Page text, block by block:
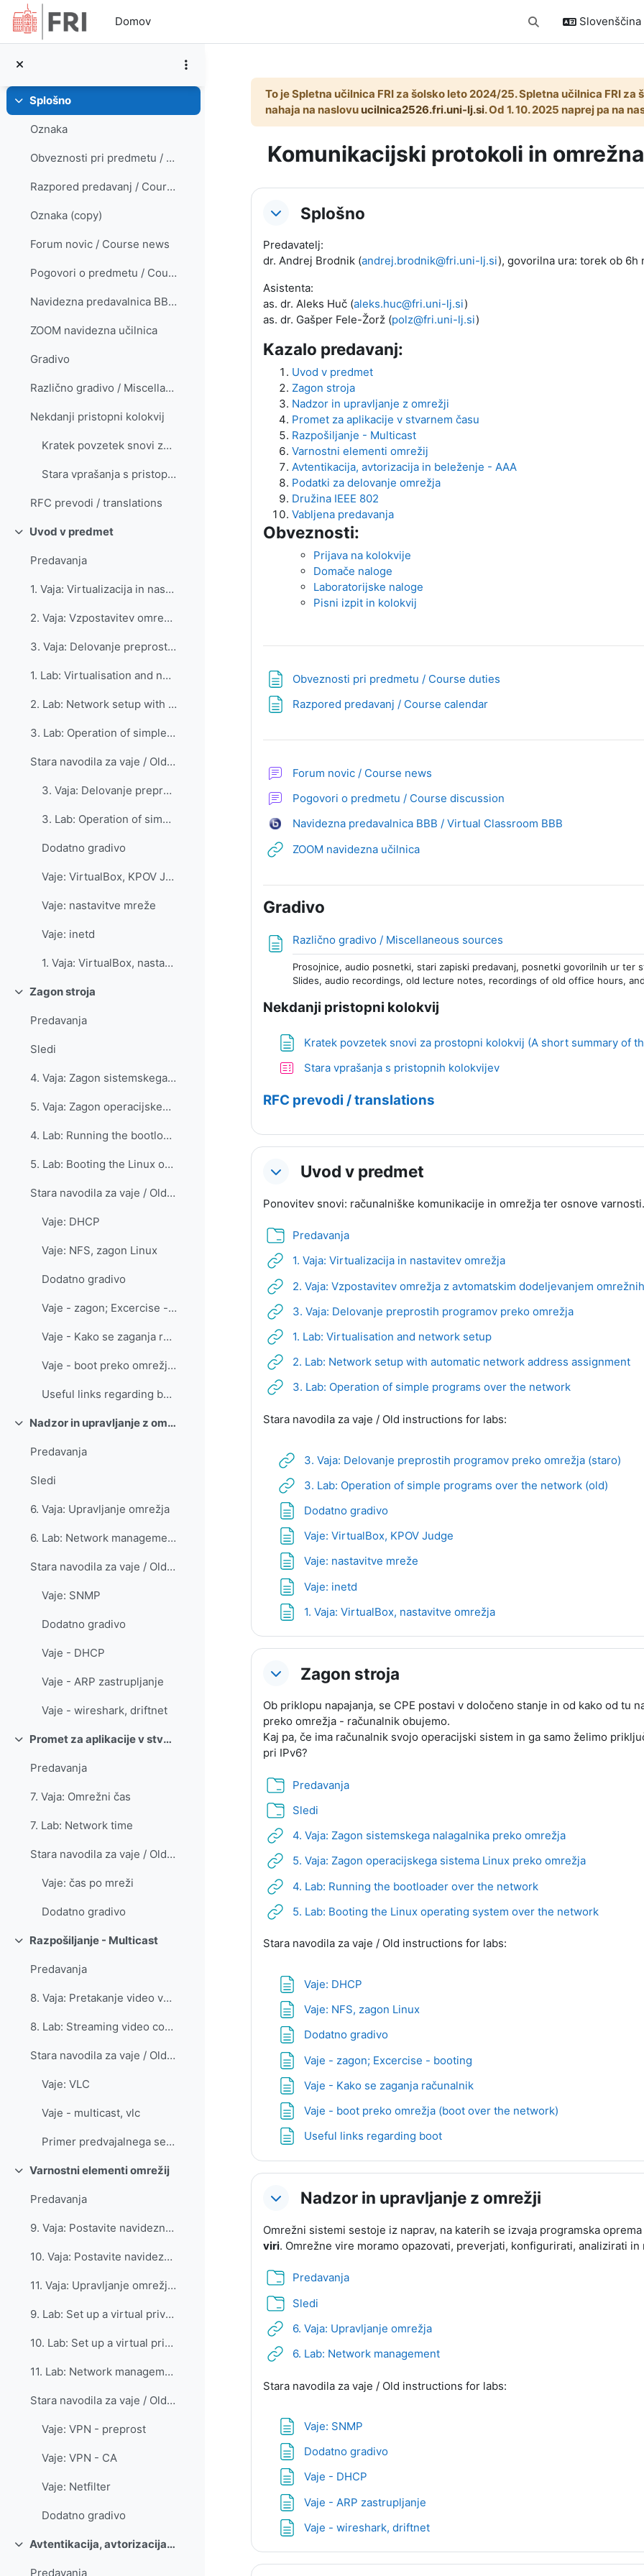
Preskoči na glavno vsebino
Domov
Preklopi iskalni vnos
Slovenščina
SkrčiSplošno
Oznaka
Obveznosti pri predmetu / Course duties
Razpored predavanj / Course calendar
Oznaka (copy)
Forum novic / Course news
Pogovori o predmetu / Course discussion
Navidezna predavalnica BBB / Virtual Classroom BBB
ZOOM navidezna učilnica
Gradivo
Različno gradivo / Miscellaneous sources
Nekdanji pristopni kolokvij
Kratek povzetek snovi za prostopni kolokvij (A short summary of the material for the entrance exam)
Stara vprašanja s pristopnih kolokvijev
RFC prevodi / translations
SkrčiUvod v predmet
Predavanja
1. Vaja: Virtualizacija in nastavitev omrežja
2. Vaja: Vzpostavitev omrežja z avtomatskim dodeljevanjem omrežnih naslovov
3. Vaja: Delovanje preprostih programov preko omrežja
1. Lab: Virtualisation and network setup
2. Lab: Network setup with automatic network address assignment
3. Lab: Operation of simple programs over the network
Stara navodila za vaje / Old instructions for labs...
3. Vaja: Delovanje preprostih programov preko omrežja (staro)
3. Lab: Operation of simple programs over the network (old)
Dodatno gradivo
Vaje: VirtualBox, KPOV Judge
Vaje: nastavitve mreže
Vaje: inetd
1. Vaja: VirtualBox, nastavitve omrežja
SkrčiZagon stroja
Predavanja
Sledi
4. Vaja: Zagon sistemskega nalagalnika preko omrežja
5. Vaja: Zagon operacijskega sistema Linux preko omrežja
4. Lab: Running the bootloader over the network
5. Lab: Booting the Linux operating system over the network
Stara navodila za vaje / Old instructions for labs...
Vaje: DHCP
Vaje: NFS, zagon Linux
Dodatno gradivo
Vaje - zagon; Excercise - booting
Vaje - Kako se zaganja računalnik
Vaje - boot preko omrežja (boot over the network)
Useful links regarding boot
Skrči Nadzor in upravljanje z omrežji
Predavanja
Sledi
6. Vaja: Upravljanje omrežja
6. Lab: Network management
Stara navodila za vaje / Old instructions for labs... (kopiraj)
Vaje: SNMP
Dodatno gradivo
Vaje - DHCP
Vaje - ARP zastrupljanje
Vaje - wireshark, driftnet
Skrči Promet za aplikacije v stvarnem času
Predavanja
7. Vaja: Omrežni čas
7. Lab: Network time
Stara navodila za vaje / Old instructions for labs... (kopiraj) (kopiraj)
Vaje: čas po mreži
Dodatno gradivo
SkrčiRazpošiljanje - Multicast
Predavanja
8. Vaja: Pretakanje video vsebine preko omrežja
8. Lab: Streaming video content over the network
Stara navodila za vaje / Old instructions for labs... (kopiraj) (kopiraj) (kopiraj) (kopiraj)
Vaje: VLC
Vaje - multicast, vlc
Primer predvajalnega seznama SIOL
SkrčiVarnostni elementi omrežij
Predavanja
9. Vaja: Postavite navidezno zasebno omrežje z uporabo deljene skrivnosti
10. Vaja: Postavite navidezno zasebno omrežje z uporabo certifikatov
11. Vaja: Upravljanje omrežja z orodjem Netfilter
9. Lab: Set up a virtual private network using a shared secret
10. Lab: Set up a virtual private network using certificates
11. Lab: Network management with the Netfilter tool
Stara navodila za vaje / Old instructions for labs... (kopiraj) (kopiraj) (kopiraj)
Vaje: VPN - preprost
Vaje: VPN - CA
Vaje: Netfilter
Dodatno gradivo
Skrči Avtentikacija, avtorizacija in beleženje - AAA
Predavanja
To je Spletna učilnica FRI za šolsko leto 2024/25. Spletna učilnica FRI
nahaja na naslovu ucilnica2526.fri.uni-lj.si. Od 1. 10. 2025 naprej pa na
Komunikacijski protokoli in
Osnutek odseka
Splošno
Predavatelj:
dr. Andrej Brodnik (andrej.brodnik@fri.uni-lj.si), govorilna ura: torek ob 6h
Asistenta:
as. dr. Aleks Huč (aleks.huc@fri.uni-lj.si)
as. dr. Gašper Fele-Žorž (polz@fri.uni-lj.si)
Kazalo predavanj:
Uvod v predmet
Zagon stroja
Nadzor in upravljanje z omrežji
Promet za aplikacije v stvarnem času
Razpošiljanje - Multicast
Varnostni elementi omrežij
Avtentikacija, avtorizacija in beleženje - AAA
Podatki za delovanje omrežja
Družina IEEE 802
Vabljena predavanja
Obveznosti:
Prijava na kolokvije
Domače naloge
Laboratorijske naloge
Pisni izpit in kolokvij
Obveznosti pri predmetu / Course duties
Razpored predavanj / Course calendarStran
Forum novic / Course news
Pogovori o predmetu / Course discussion
Navidezna predavalnica BBB / Virtual Classroom BBB
ZOOM navidezna učilnicaURL
Gradivo
Različno gradivo / Miscellaneous sources
Prosojnice, audio posnetki, stari zapiski predavanj, posnetki govorilnih ur ter
Slides, audio recordings, old lecture notes, recordings of old office hours,
Nekdanji pristopni kolokvij
Kratek povzetek snovi za prostopni kolokvij (A short summary of
Stara vprašanja s pristopnih kolokvijevKviz
RFC prevodi / translations
Uvod v predmet
Ponovitev snovi: računalniške komunikacije in omrežja ter osnove varnosti.
PredavanjaMapa
1. Vaja: Virtualizacija in nastavitev omrežjaURL
2. Vaja: Vzpostavitev omrežja z avtomatskim dodeljevanjem
3. Vaja: Delovanje preprostih programov preko omrežjaURL
1. Lab: Virtualisation and network setupURL
2. Lab: Network setup with automatic network address assignment
3. Lab: Operation of simple programs over the networkURL
Stara navodila za vaje / Old instructions for labs:
3. Vaja: Delovanje preprostih programov preko omrežja (staro)
3. Lab: Operation of simple programs over the network (old)
Dodatno gradivoStran
Vaje: VirtualBox, KPOV Judge
Vaje: nastavitve mreže
Vaje: inetd
1. Vaja: VirtualBox, nastavitve omrežjaStran
Zagon stroja
Ob priklopu napajanja, se CPE postavi v določeno stanje in od kako od tu
preko omrežja - računalnik obujemo.
Kaj pa, če ima računalnik svojo operacijski sistem in ga samo želimo
pri IPv6?
PredavanjaMapa
Sledi
4. Vaja: Zagon sistemskega nalagalnika preko omrežjaURL
5. Vaja: Zagon operacijskega sistema Linux preko omrežjaURL
4. Lab: Running the bootloader over the networkURL
5. Lab: Booting the Linux operating system over the networkURL
Stara navodila za vaje / Old instructions for labs:
Vaje: DHCP
Vaje: NFS, zagon Linux
Dodatno gradivoStran
Vaje - zagon; Excercise - booting
Vaje - Kako se zaganja računalnikStran
Vaje - boot preko omrežja (boot over the network)
Useful links regarding bootStran
Nadzor in upravljanje z omrežji
Omrežni sistemi sestoje iz naprav, na katerih se izvaja programska
viri. Omrežne vire moramo opazovati, preverjati, konfigurirati, analizirati in
PredavanjaMapa
Sledi
6. Vaja: Upravljanje omrežjaURL
6. Lab: Network managementURL
Stara navodila za vaje / Old instructions for labs:
Vaje: SNMP
Dodatno gradivoStran
Vaje - DHCP
Vaje - ARP zastrupljanje
Vaje - wireshark, driftnetStran